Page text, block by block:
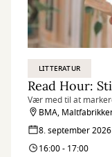
LITTERATUR
Read Hour:
Vær med til at
BMA,
8. september 2026
16:00 - 17:00